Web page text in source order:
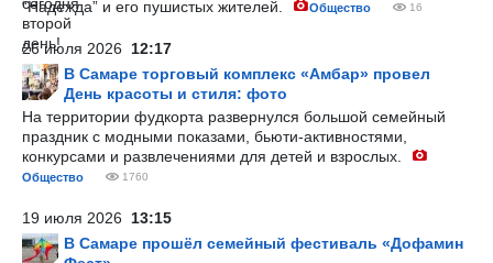
“Надежда” и его пушистых жителей.
Общество 16
26 июля 2026 12:17
В Самаре торговый комплекс «Амбар» провел
День красоты и стиля: фото
На территории фудкорта развернулся большой семейный
праздник с модными показами, бьюти-активностями,
конкурсами и развлечениями для детей и взрослых.
Общество 1760
19 июля 2026 13:15
В Самаре прошёл семейный фестиваль «Дофамин